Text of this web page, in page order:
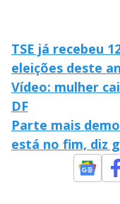
TSE já recebeu
eleições deste
Vídeo: mulher
DF
Parte mais
está no fim, diz